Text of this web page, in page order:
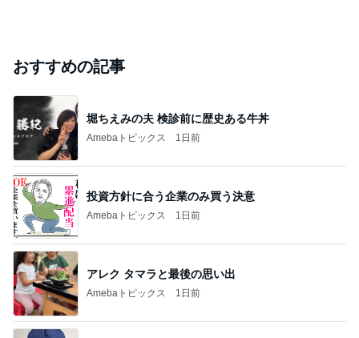
おすすめの記事
堀ちえみの夫 検診前に歴史ある牛丼
Amebaトピックス 1日前
投資方針に合う企業のみ買う決意
Amebaトピックス 1日前
アレク タマラと最後の思い出
Amebaトピックス 1日前